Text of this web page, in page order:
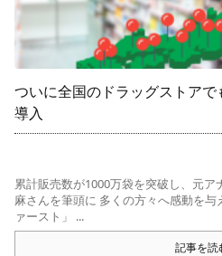
ついに全国のドラッグストア
導入
累計販売数が1000万袋を突破し、元
麻さんを筆頭に 多くの方々へ感動を
ァースト」 ...
記事を読